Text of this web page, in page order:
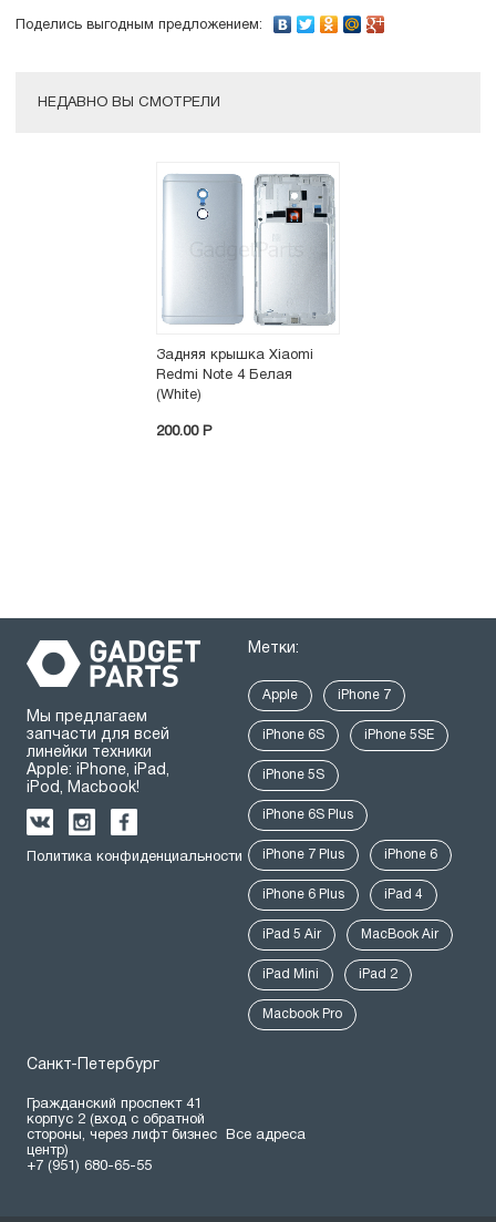
Поделись выгодным предложением:
НЕДАВНО ВЫ СМОТРЕЛИ
Задняя крышка Xiaomi
Redmi Note 4 Белая
(White)
200.00 P
Мы предлагаем
запчасти для всей
линейки техники
Apple: iPhone, iPad,
iPod, Macbook!
Политика конфиденциальности
Метки:
Apple iPhone 7
iPhone 6S iPhone 5SE
iPhone 5S
iPhone 6S Plus
iPhone 7 Plus iPhone 6
iPhone 6 Plus iPad 4
iPad 5 Air MacBook Air
iPad Mini iPad 2
Macbook Pro
Санкт-Петербург
Гражданский проспект 41
корпус 2 (вход с обратной
стороны, через лифт бизнес
центр)
+7 (951) 680-65-55
Все адреса